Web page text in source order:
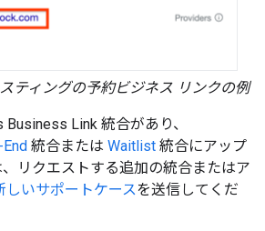
ティングの予約ビジネス リンクの例
Link 統合があり、
統合または Waitlist 統合にアップ
リクエストする追加の統合またはア
しいサポートケースを送信してくだ